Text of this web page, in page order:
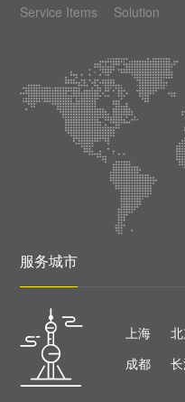
Service Items Solution
服务城市
上海
成都